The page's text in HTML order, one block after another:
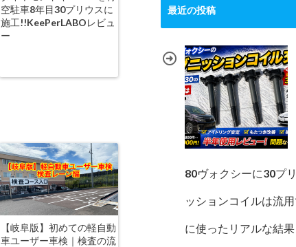
空駐車8年目30プリウスに
施工!!KeePerLABOレビュ
ー
【岐阜版】初めての軽自動
車ユーザー車検｜検査の流
最近の投稿
80ヴォクシーに30プ
ッションコイルは流
に使ったリアルな結果